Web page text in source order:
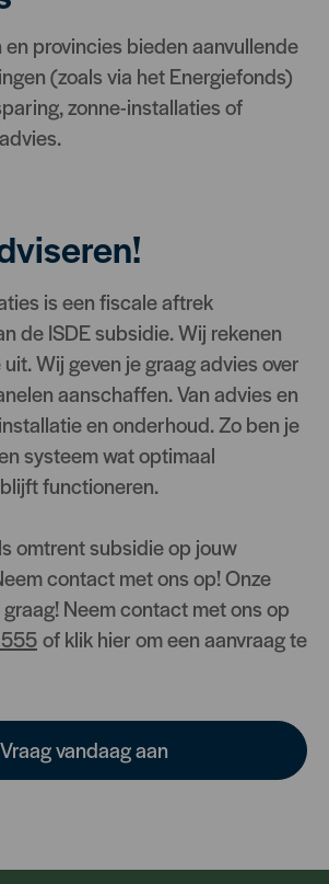
en provincies bieden aanvullende
(zoals via het Energiefonds)
zonne-installaties of
is een fiscale aftrek
de ISDE subsidie. Wij rekenen
Wij geven je graag advies over
aanschaffen. Van advies en
en onderhoud. Zo ben je
systeem wat optimaal
functioneren.
omtrent subsidie op jouw
contact met ons op! Onze
Neem contact met ons op
of klik hier om een aanvraag te
Vraag vandaag aan